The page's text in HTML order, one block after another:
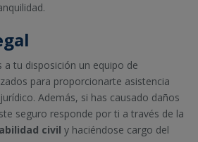
a tu disposición un equipo de
para proporcionarte asistencia
Además, si has causado daños
seguro responde por ti a través de la
civil y haciéndose cargo del